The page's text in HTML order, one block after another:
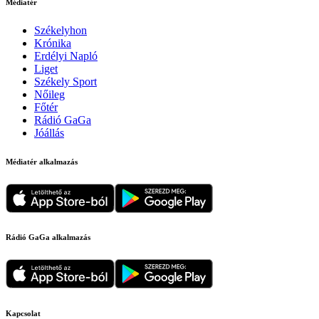
Médiatér
Székelyhon
Krónika
Erdélyi Napló
Liget
Székely Sport
Nőileg
Főtér
Rádió GaGa
Jóállás
Médiatér alkalmazás
Rádió GaGa alkalmazás
Kapcsolat